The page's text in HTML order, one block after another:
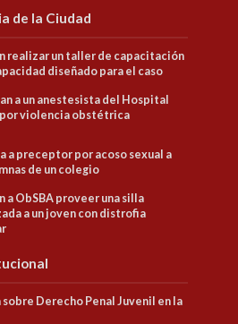
de la Ciudad
realizar un taller de capacitación
diseñado para el caso
a un anestesista del Hospital
por violencia obstétrica
a preceptor por acoso sexual a
de un colegio
a ObSBA proveer una silla
a un joven con distrofia
sobre Derecho Penal Juvenil en la